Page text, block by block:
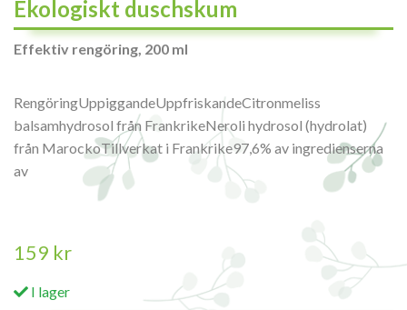
Ekologiskt duschskum
Effektiv rengöring, 200 ml
RengöringUppiggandeUppfriskandeCitronmeliss
balsamhydrosol från FrankrikeNeroli hydrosol (hydrolat)
från MarockoTillverkat i Frankrike97,6% av ingredienserna
av
159 kr
I lager